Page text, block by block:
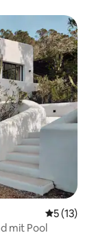
5 (13)
mit Pool